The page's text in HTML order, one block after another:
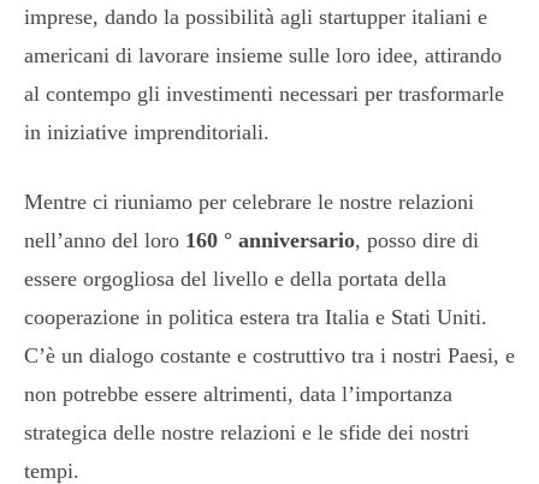
imprese, dando la possibilità agli startupper italiani e
americani di lavorare insieme sulle loro idee, attirando
al contempo gli investimenti necessari per trasformarle
in iniziative imprenditoriali.
Mentre ci riuniamo per celebrare le nostre relazioni
nell’anno del loro 160 ° anniversario, posso dire di
essere orgogliosa del livello e della portata della
cooperazione in politica estera tra Italia e Stati Uniti.
C’è un dialogo costante e costruttivo tra i nostri Paesi, e
non potrebbe essere altrimenti, data l’importanza
strategica delle nostre relazioni e le sfide dei nostri
tempi.